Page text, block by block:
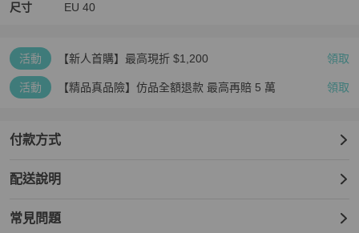
尺寸 EU 40
活動 【新人首購】最高現折 $1,200 領取
活動 【精品真品險】仿品全額退款 最高再賠 5 萬 領取
付款方式
配送說明
常見問題